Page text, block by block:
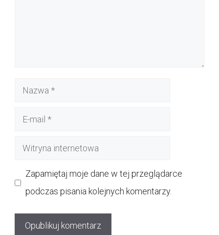
Nazwa
Witryna
Zapamiętaj moje dane w tej przeglądarce
podczas pisania kolejnych komentarzy.